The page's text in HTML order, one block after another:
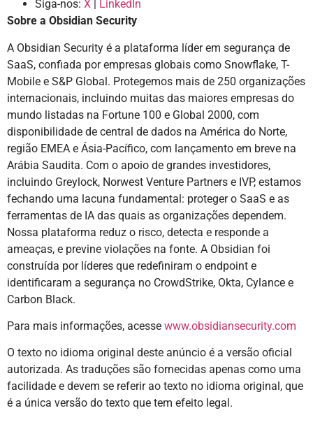
Siga-nos: X | LinkedIn
Sobre a Obsidian Security
A Obsidian Security é a plataforma líder em segurança de
SaaS, confiada por empresas globais como Snowflake, T-
Mobile e S&P Global. Protegemos mais de 250 organizações
internacionais, incluindo muitas das maiores empresas do
mundo listadas na Fortune 100 e Global 2000, com
disponibilidade de central de dados na América do Norte,
região EMEA e Ásia-Pacífico, com lançamento em breve na
Arábia Saudita. Com o apoio de grandes investidores,
incluindo Greylock, Norwest Venture Partners e IVP, estamos
fechando uma lacuna fundamental: proteger o SaaS e as
ferramentas de IA das quais as organizações dependem.
Nossa plataforma reduz o risco, detecta e responde a
ameaças, e previne violações na fonte. A Obsidian foi
construída por líderes que redefiniram o endpoint e
identificaram a segurança no CrowdStrike, Okta, Cylance e
Carbon Black.
Para mais informações, acesse www.obsidiansecurity.com
O texto no idioma original deste anúncio é a versão oficial
autorizada. As traduções são fornecidas apenas como uma
facilidade e devem se referir ao texto no idioma original, que
é a única versão do texto que tem efeito legal.